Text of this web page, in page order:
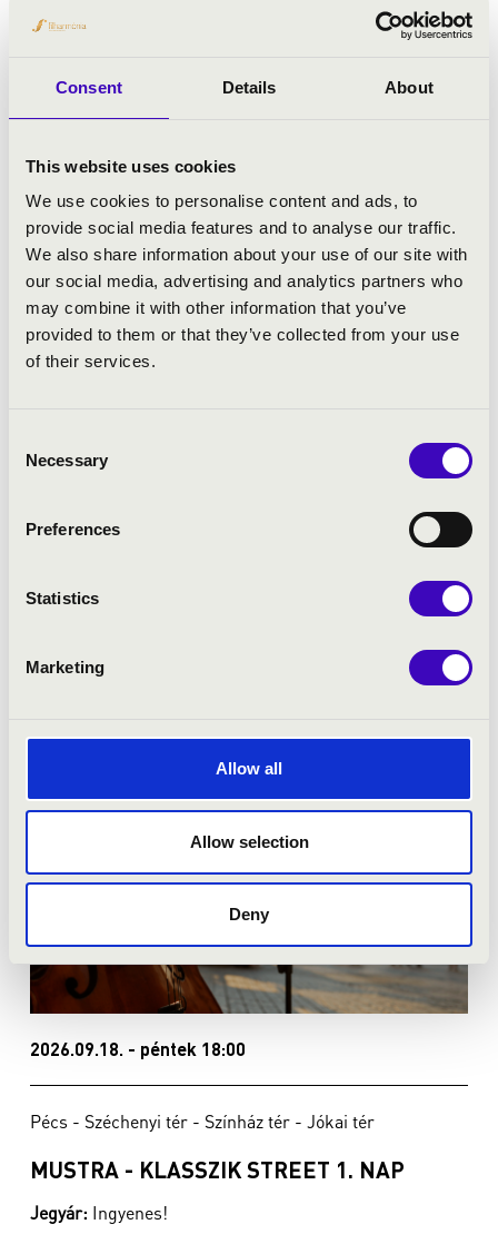
Consent Details About
This website uses cookies
We use cookies to personalise content and ads, to
provide social media features and to analyse our traffic.
We also share information about your use of our site with
our social media, advertising and analytics partners who
may combine it with other information that you’ve
provided to them or that they’ve collected from your use
of their services.
Selection
Necessary
Preferences
Statistics
Marketing
Allow all
Allow selection
Deny
KURTÁG-TÖREDÉKEK
2026.09.18. - péntek 18:00
Pécs - Széchenyi tér - Színház tér - Jókai tér
MUSTRA - KLASSZIK STREET 1. NAP
Jegyár: Ingyenes!